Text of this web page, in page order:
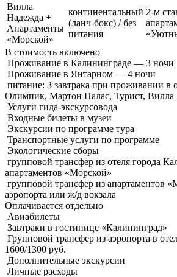
Вилла
Надежда +
Апартаменты
«Морской»
континентальный
(ланч-бокс) / без
питания
2-м
В стоимость включено
Проживание в Калининграде — 3 ночи
Проживание в Янтарном — 4 ночи
питание: 3 завтрака при проживании в
Олимпик, Мартон Палас, Турист, Вилла
Услуги гида-экскурсовода
Входные билеты в музеи
Экскурсии по программе тура
Транспортные услуги по программе
Экологические сборы
групповой трансфер из отеля города
апартаментов «Морской»
групповой трансфер из апартаментов
аэропорта или ж/д вокзала
Оплачивается отдельно
Авиабилеты
Завтраки в гостинице «Калининград»
Групповой трансфер из аэропорта в
1600/1300 руб.
Дополнительные экскурсии
Личные расходы